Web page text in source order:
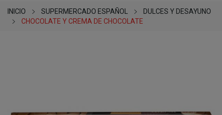
INICIO SUPERMERCADO ESPAÑOL
DULCES Y DESAYUNO
CHOCOLATE Y CREMA DE CHOCOLATE